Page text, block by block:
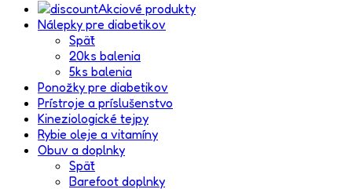
Akciové produkty
Nálepky pre diabetikov
Späť
20ks balenia
5ks balenia
Ponožky pre diabetikov
Prístroje a príslušenstvo
Kineziologické tejpy
Rybie oleje a vitamíny
Obuv a doplnky
Späť
Barefoot doplnky